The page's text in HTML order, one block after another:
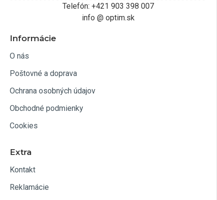
Telefón: +421 903 398 007
info @ optim.sk
Informácie
O nás
Poštovné a doprava
Ochrana osobných údajov
Obchodné podmienky
Cookies
Extra
Kontakt
Reklamácie